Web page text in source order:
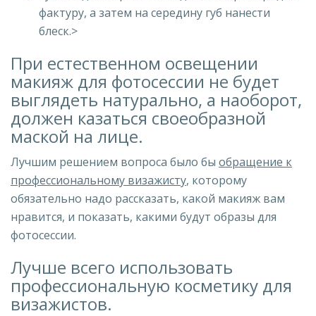
фактуру, а затем на середину губ нанести
блеск.>
При естественном освещении
макияж для фотосессии не будет
выглядеть натурально, а наоборот,
должен казаться своеобразной
маской на лице.
Лучшим решением вопроса было бы обращение к
профессиональному визажисту, которому
обязательно надо рассказать, какой макияж вам
нравится, и показать, какими будут образы для
фотосессии.
Лучше всего использовать
профессиональную косметику для
визажистов.